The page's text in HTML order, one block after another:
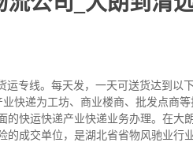
运专线。每天发，一天可送货达到以
快递为工坊、商业楼商、批发点商
快运快递产业快递业务办理。在大
成交单位，是湖北省省物风驰业行